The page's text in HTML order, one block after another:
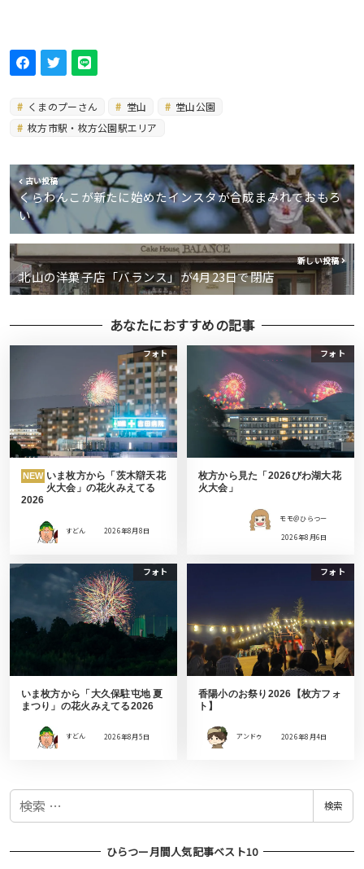
くまのプーさん 堂山
堂山公園
枚方市駅・枚方公園駅エリア
古い投稿
くらわんこが新たに始めたインスタが合成まみれでおもろ
い
新しい投稿
北山の洋菓子店「バランス」が4月23日で閉店
あなたにおすすめの記事
フォト
NEW いま枚方から「茨木辯天花
火大会」の花火みえてる
2026
すどん 2026年8月8日
フォト
枚方から見た「2026びわ湖大花
火大会」
モモ＠ひらつー
2026年8月6日
フォト
いま枚方から「大久保駐屯地 夏
まつり」の花火みえてる2026
すどん 2026年8月5日
フォト
香陽小のお祭り2026【枚方フォ
ト】
アンドゥ 2026年8月4日
検
検索
ひらつー月間人気記事ベスト10